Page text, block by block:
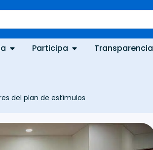
Participa
Transparencia
del plan de estímulos